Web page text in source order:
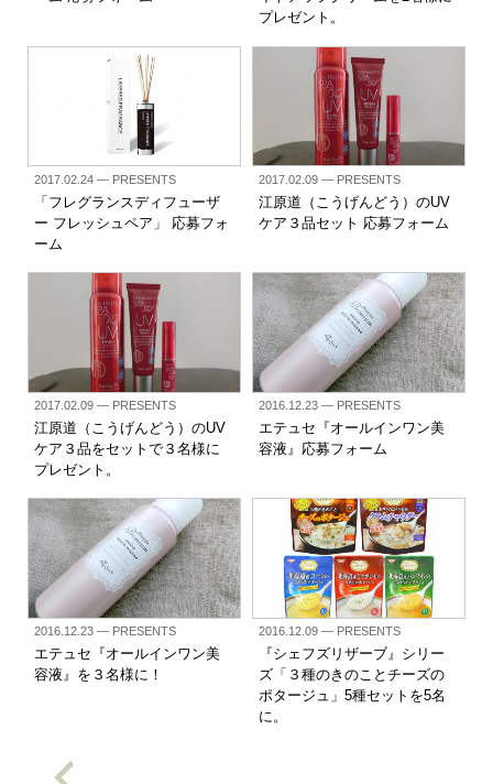
プレゼント。
2017.02.24— PRESENTS
「フレグランスディフューザ
ー フレッシュペア」 応募フォ
ーム
2017.02.09— PRESENTS
江原道（こうげんどう）のUV
ケア３品セット 応募フォーム
2017.02.09— PRESENTS
江原道（こうげんどう）のUV
ケア３品をセットで３名様に
プレゼント。
2016.12.23— PRESENTS
エテュセ『オールインワン美
容液』応募フォーム
2016.12.23— PRESENTS
エテュセ『オールインワン美
容液』を３名様に！
2016.12.09— PRESENTS
『シェフズリザーブ』シリー
ズ「３種のきのことチーズの
ポタージュ」5種セットを5名
に。